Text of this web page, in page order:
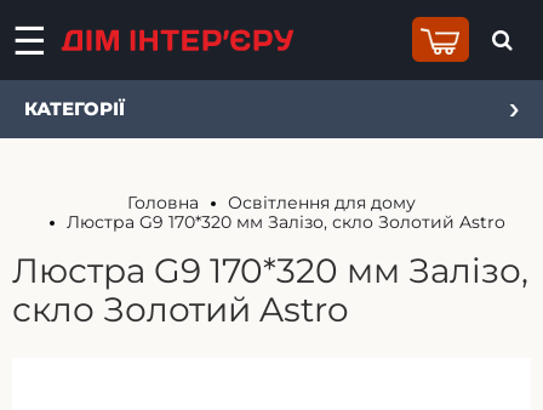
КАТЕГОРІЇ
Головна
Освітлення для дому
Люстра G9 170*320 мм Залізо, скло Золотий Astro
Люстра G9 170*320 мм Залізо,
скло Золотий Astro